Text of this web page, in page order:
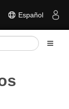
Español